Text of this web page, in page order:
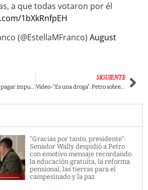
a que todas votaron por él
1bXkRnfpEH
(@EstellaMFranco) August
“Las iglesias deberían pagar impuestos”: Margarita Rosa y su propuesta tributaria
SIGUIENTE
Video-“Es una droga”: Petro sobre algo que encontró en la Casa de Nariño
“Gracias por tanto, presidente”:
Senador Wally despidió a Petro
con emotivo mensaje recordando
la educación gratuita, la reforma
pensional, las tierras para el
campesinado y la paz